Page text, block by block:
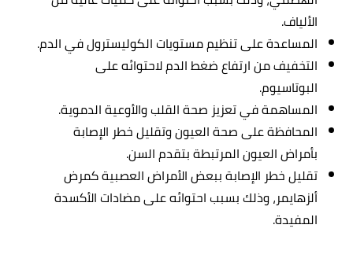
الألياف.
المساعدة على تنظيم مستويات الكوليسترول في الدم.
التخفيف من ارتفاع ضغط الدم لاحتوائه على
البوتاسيوم.
المساهمة في تعزيز صحة القلب والأوعية الدموية.
المحافظة على صحة العيون وتقليل خطر الإصابة
بأمراض العيون المرتبطة بتقدم السن.
تقليل خطر الإصابة ببعض الأمراض العصبية كمرض
ألزهايمر، وذلك بسبب احتوائه على مضادات الأكسدة
المفيدة.